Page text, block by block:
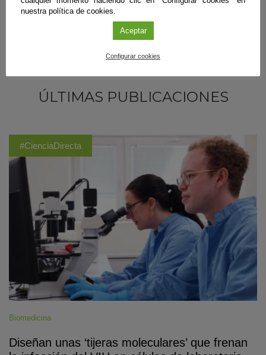
ÚLTIMAS PUBLICACIONES
#CienciaDirecta
Biomedicina
Diseñan unas ‘tijeras moleculares’ que frenan
nuestra política de cookies.
Aceptar
Configurar cookies